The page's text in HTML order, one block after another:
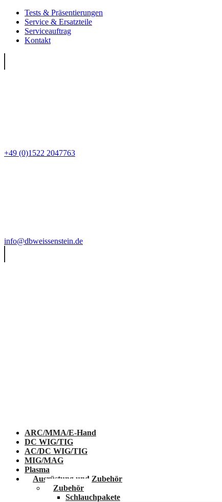
Tests & Präsentierungen
Service & Ersatzteile
Serviceauftrag
Kontakt
+49 (0)1522 2047763
info@dbweissenstein.de
ARC/MMA/E-Hand
DC WIG/TIG
AC/DC WIG/TIG
MIG/MAG
Plasma
Ausrüstung und Zubehör
Zubehör
Schlauchpakete